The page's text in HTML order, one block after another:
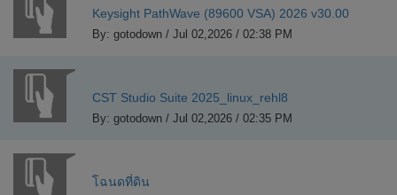
Keysight PathWave (89600 VSA) 2026 v30.00
By: gotodown / Jul 02,2026 / 02:38 PM
CST Studio Suite 2025_linux_rehl8
By: gotodown / Jul 02,2026 / 02:35 PM
โฉนดที่ดิน